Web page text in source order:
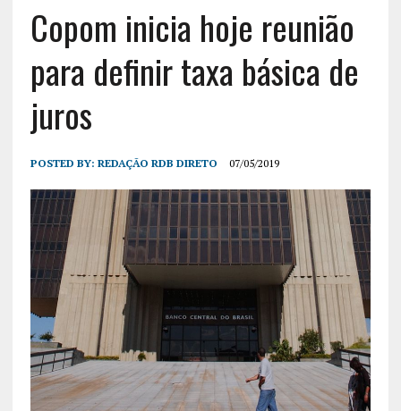
Copom inicia hoje reunião
para definir taxa básica de
juros
POSTED BY: REDAÇÃO RDB DIRETO 07/05/2019